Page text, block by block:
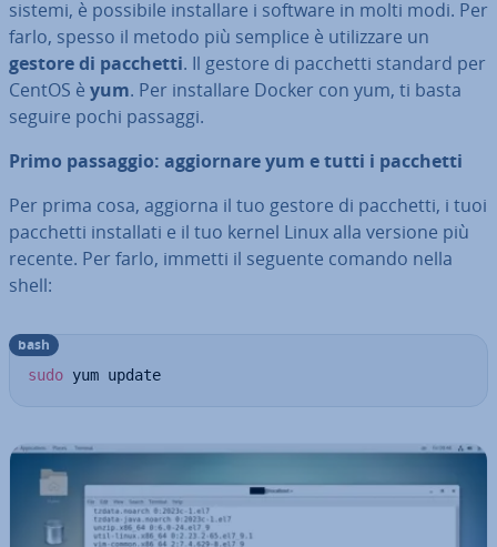
sistemi, è possibile in­stal­la­re i software in molti modi. Per
farlo, spesso il metodo più semplice è uti­liz­za­re un
gestore di pacchetti. Il gestore di pacchetti standard per
CentOS è yum. Per in­stal­la­re Docker con yum, ti basta
seguire pochi passaggi.
Primo passaggio: ag­gior­na­re yum e tutti i pacchetti
Per prima cosa, aggiorna il tuo gestore di pacchetti, i tuoi
pacchetti in­stal­la­ti e il tuo kernel Linux alla versione più
recente. Per farlo, immetti il seguente comando nella
shell:
sudo yum update
bash